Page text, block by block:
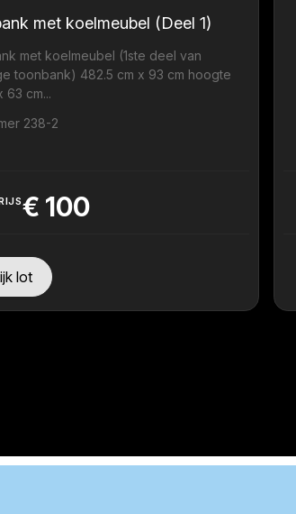
met koelmeubel (Deel 1)
met koelmeubel (1ste deel van
toonbank) 482.5 cm x 93 cm hoogte
63 cm...
238-2
€ 100
lot